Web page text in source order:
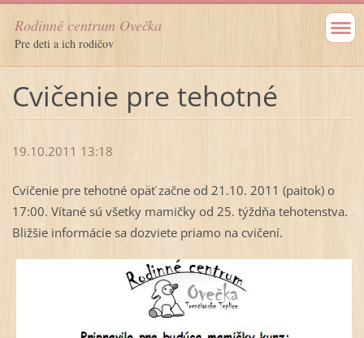
Rodinné centrum Ovečka
Pre deti a ich rodičov
Cvičenie pre tehotné
19.10.2011 13:18
Cvičenie pre tehotné opäť začne od 21.10. 2011 (paitok) o
17:00. Vítané sú všetky mamičky od 25. týždňa tehotenstva.
Bližšie informácie sa dozviete priamo na cvičení.